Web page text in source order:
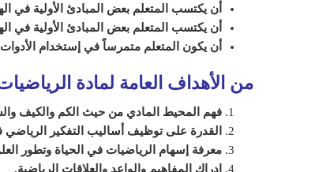
أن يكتسب المتعلم بعض المبادئ الأولية في
أن يكتسب المتعلم بعض المبادئ الأولية في
أن يكون المتعلم متمرساً في إستخدام
من الأهداف العامة لمادة
فهم المحيط المادي من حيث الكم والكيف
القدرة على توظيف أساليب التفكير
معرفة إسهام الرياضيات في الحياة وتطور
إدراك المفاهيم والواعد والعلاقات الرياضية.